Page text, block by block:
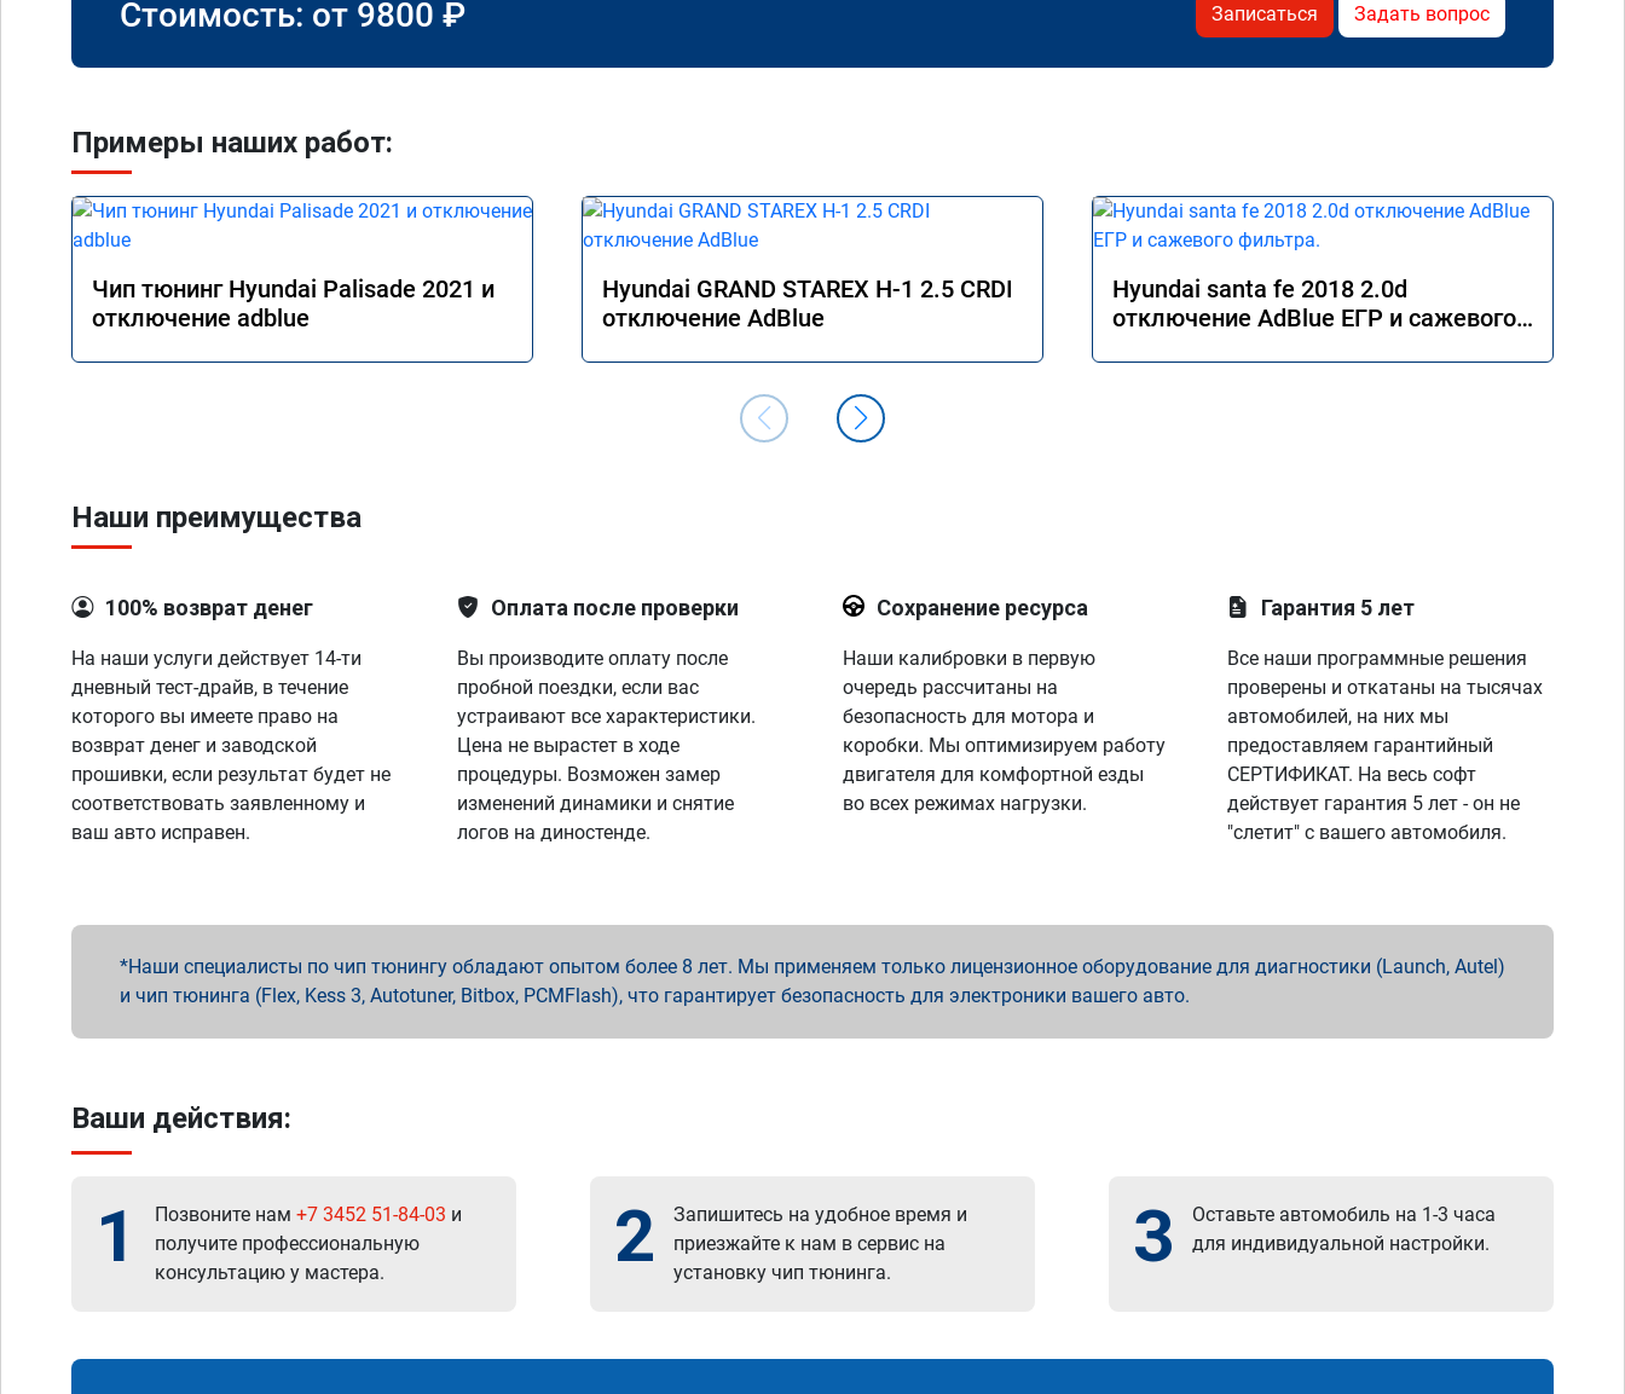
Стоимость: от 9800 ₽ Записаться Задать вопрос
Примеры наших работ:
Чип тюнинг Hyundai Palisade 2021 и
отключение adblue
Hyundai GRAND STAREX H-1 2.5 CRDI
отключение AdBlue
Hyundai santa fe 2018 2.0d
отключение AdBlue ЕГР и сажевого
Наши преимущества
100% возврат денег
На наши услуги действует 14-ти
дневный тест-драйв, в течение
которого вы имеете право на
возврат денег и заводской
прошивки, если результат будет не
соответствовать заявленному и
ваш авто исправен.
Оплата после проверки
Вы производите оплату после
пробной поездки, если вас
устраивают все характеристики.
Цена не вырастет в ходе
процедуры. Возможен замер
изменений динамики и снятие
логов на диностенде.
Сохранение ресурса
Наши калибровки в первую
очередь рассчитаны на
безопасность для мотора и
коробки. Мы оптимизируем работу
двигателя для комфортной езды
во всех режимах нагрузки.
Гарантия 5 лет
Все наши программные решения
проверены и откатаны на тысячах
автомобилей, на них мы
предоставляем гарантийный
СЕРТИФИКАТ. На весь софт
действует гарантия 5 лет - он не
"слетит" с вашего автомобиля.
Наши специалисты по чип тюнингу обладают опытом более 8 лет. Мы применяем только лицензионное оборудование для диагностики (Launch, Autel)
и чип тюнинга (Flex, Kess 3, Autotuner, Bitbox, PCMFlash), что гарантирует безопасность для электроники вашего авто.
Ваши действия:
1 Позвоните нам +7 3452 51-84-03 и
получите профессиональную
консультацию у мастера.
2
Запишитесь на удобное время и
приезжайте к нам в сервис на
установку чип тюнинга.
3
Оставьте автомобиль на 1-3 часа
для индивидуальной настройки.